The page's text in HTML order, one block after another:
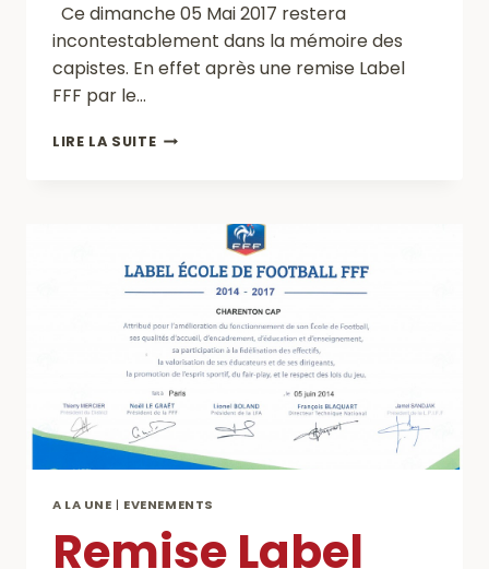
Ce dimanche 05 Mai 2017 restera
incontestablement dans la mémoire des
capistes. En effet après une remise Label
FFF par le…
LIRE LA SUITEEN
A LA UNE | EVENEMENTS
Remise Label